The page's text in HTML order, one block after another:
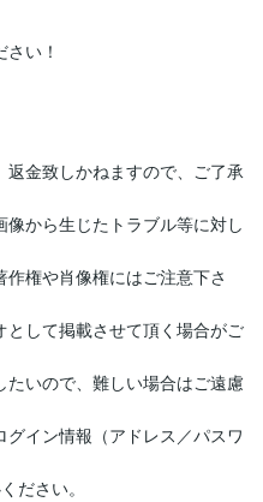
い！
返金致しかねますので、ご了承
像から生じたトラブル等に対し
権や肖像権にはご注意下さ
として掲載させて頂く場合がご
いので、難しい場合はご遠慮
グイン情報（アドレス／パスワ
ださい。